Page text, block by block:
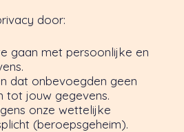
door:
gaan met persoonlijke en
dat onbevoegden geen
tot jouw gegevens.
onze wettelijke
(beroepsgeheim).